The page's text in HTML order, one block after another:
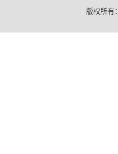
版权所